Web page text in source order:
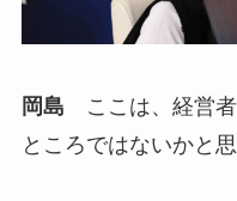
岡島 ここは、経営
ところではないかと